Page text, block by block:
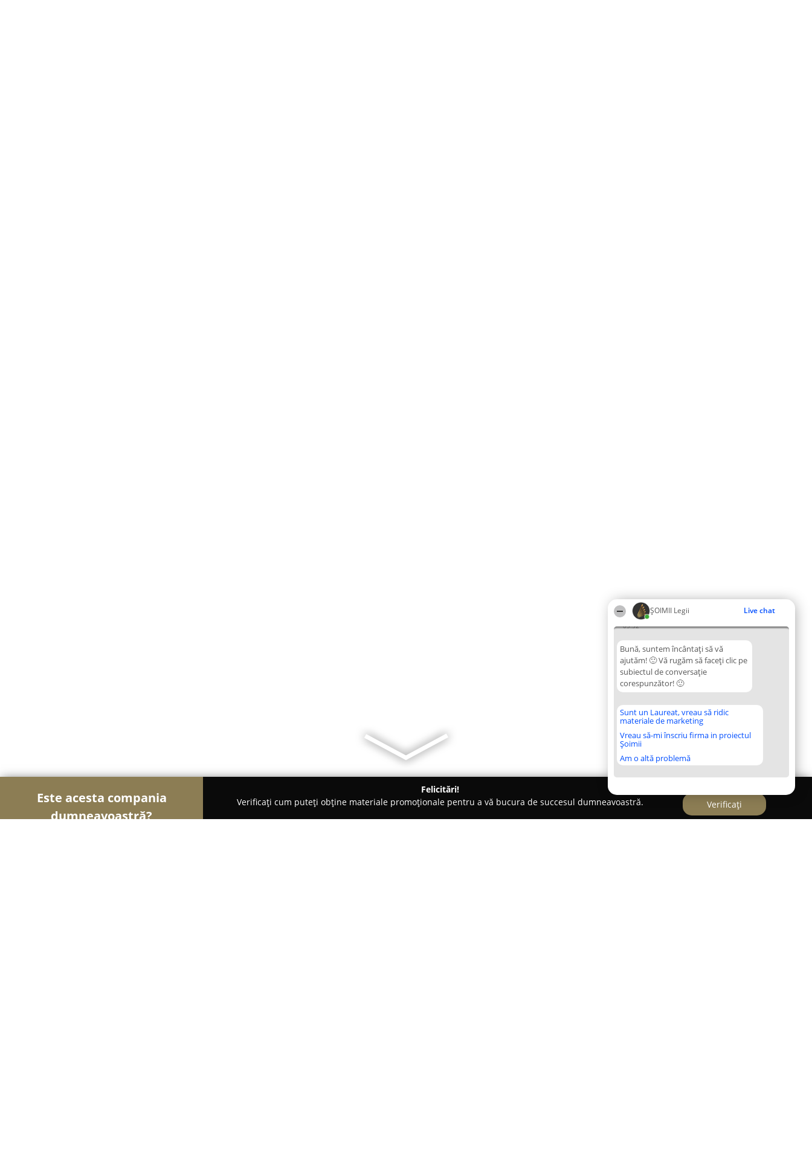
ȘOIMII Legii Live chat
03:32
Bună, suntem încântați să vă
ajutăm! 🙂 Vă rugăm să faceți clic pe
subiectul de conversație
corespunzător! 🙂
Sunt un Laureat, vreau să ridic
materiale de marketing
Vreau să-mi înscriu firma in proiectul
Șoimii
Am o altă problemă
Este acesta compania
dumneavoastră?
Felicitări!
Verificați cum puteți obține materiale promoționale pentru a vă bucura de succesul dumneavoastră.
Verificați